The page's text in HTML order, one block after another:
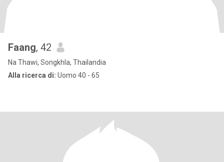
Faang, 42
Na Thawi, Songkhla, Thailandia
Alla ricerca di: Uomo 40 - 65